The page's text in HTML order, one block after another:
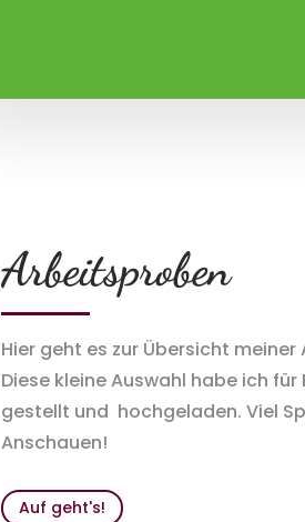
Arbeitsproben
Hier geht es zur Übersicht
Diese kleine Auswahl habe ich
gestellt und hochgeladen. Viel
Anschauen!
Auf geht's!